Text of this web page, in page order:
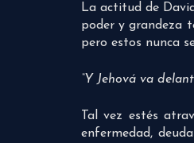
La actitud de
poder y grandeza
pero estos nunca
“Y Jehová va
Tal vez estés
enfermedad,